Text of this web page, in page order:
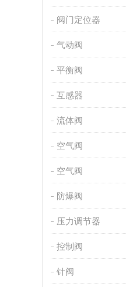
阀门定位器
气动阀
平衡阀
互感器
流体阀
空气阀
空气阀
防爆阀
压力调节器
控制阀
针阀